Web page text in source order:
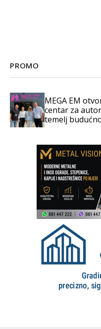
PROMO
MEGA EM
centar za
temelj